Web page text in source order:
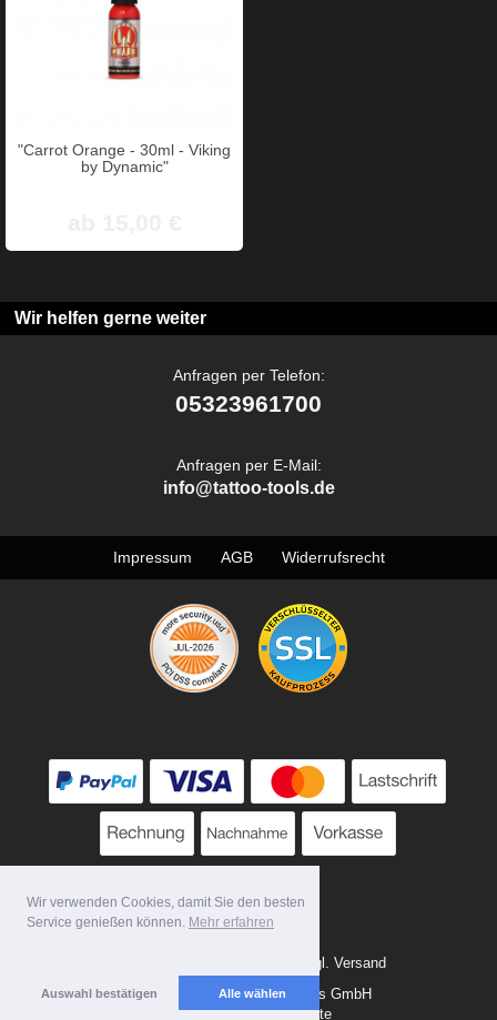
Wir verwenden Cookies, damit Sie den besten
Service genießen können. Mehr erfahren
Auswahl bestätigen Alle wählen
"Carrot Orange - 30ml - Viking
by Dynamic"
Wir helfen gerne weiter
Anfragen per Telefon:
05323961700
Anfragen per E-Mail:
info@tattoo-tools.de
Impressum AGB Widerrufsrecht
Alle Preise zzgl. MwSt. evtl. zzgl. Versand
Copyright 2026 by Tattoo-Tools GmbH
Mobile Shop by Shopgate